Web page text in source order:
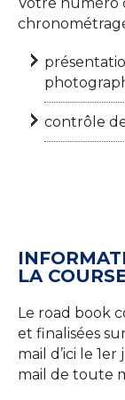
contrôle
LA
Le road book
et finalisées
mail d’ici le
mail de toute